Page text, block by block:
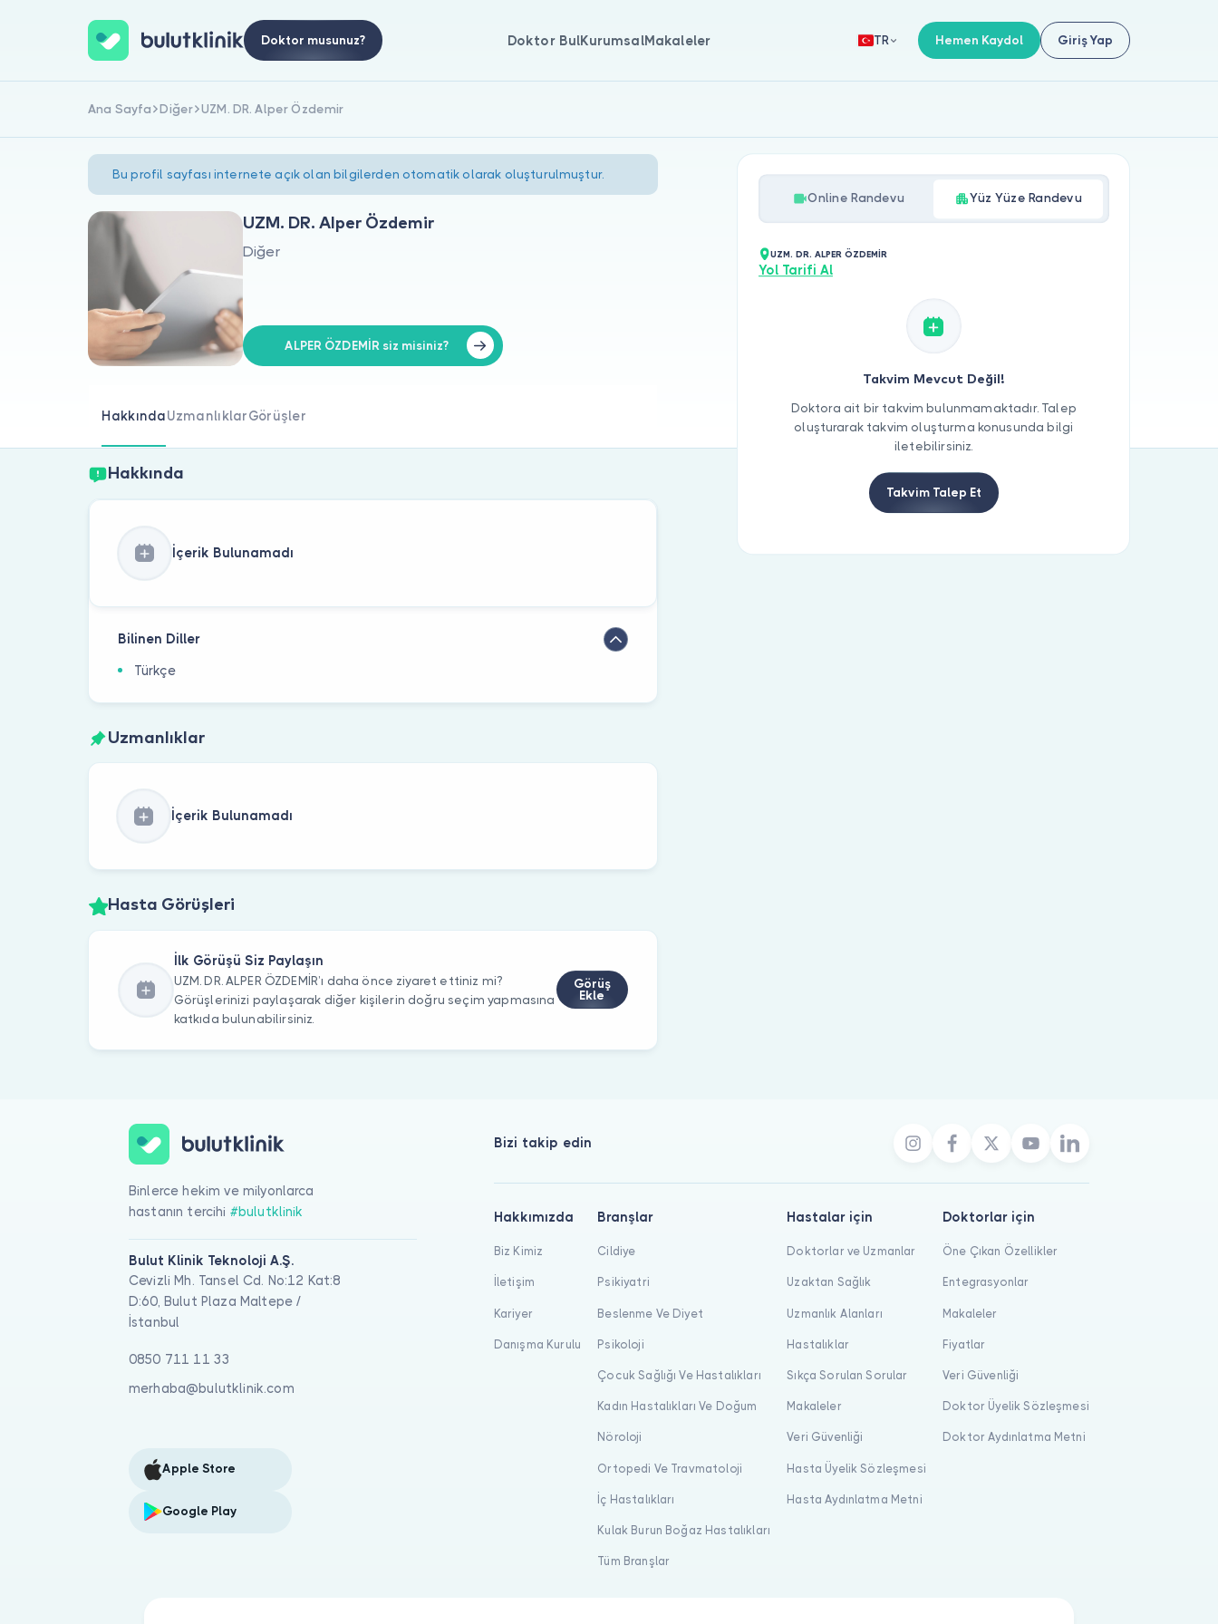
Doktor musunuz? Doktor BulKurumsalMakaleler TR Hemen Kaydol Giriş Yap
Ana Sayfa Diğer UZM. DR. Alper Özdemir
Bu profil sayfası internete açık olan bilgilerden otomatik olarak oluşturulmuştur.
UZM. DR. Alper Özdemir
Diğer
ALPER ÖZDEMİR siz misiniz?
HakkındaUzmanlıklarGörüşler
Hakkında
İçerik Bulunamadı
Bilinen Diller
Türkçe
Uzmanlıklar
İçerik Bulunamadı
Hasta Görüşleri
İlk Görüşü Siz Paylaşın
UZM. DR. ALPER ÖZDEMİR’ı daha önce ziyaret ettiniz mi?
Görüşlerinizi paylaşarak diğer kişilerin doğru seçim yapmasına
katkıda bulunabilirsiniz.
Görüş
Ekle
Online Randevu Yüz Yüze Randevu
UZM. DR. ALPER ÖZDEMİR
Yol Tarifi Al
Takvim Mevcut Değil!
Doktora ait bir takvim bulunmamaktadır. Talep
oluşturarak takvim oluşturma konusunda bilgi
iletebilirsiniz.
Takvim Talep Et
Binlerce hekim ve milyonlarca
hastanın tercihi #bulutklinik
Bulut Klinik Teknoloji A.Ş.
Cevizli Mh. Tansel Cd. No:12 Kat:8
D:60, Bulut Plaza Maltepe /
İstanbul
0850 711 11 33
merhaba@bulutklinik.com
Apple Store
Google Play
Bizi takip edin
Hakkımızda
Biz Kimiz
İletişim
Kariyer
Danışma Kurulu
Branşlar
Cildiye
Psikiyatri
Beslenme Ve Diyet
Psikoloji
Çocuk Sağlığı Ve Hastalıkları
Kadın Hastalıkları Ve Doğum
Nöroloji
Ortopedi Ve Travmatoloji
İç Hastalıkları
Kulak Burun Boğaz Hastalıkları
Tüm Branşlar
Hastalar için
Doktorlar ve Uzmanlar
Uzaktan Sağlık
Uzmanlık Alanları
Hastalıklar
Sıkça Sorulan Sorular
Makaleler
Veri Güvenliği
Hasta Üyelik Sözleşmesi
Hasta Aydınlatma Metni
Doktorlar için
Öne Çıkan Özellikler
Entegrasyonlar
Makaleler
Fiyatlar
Veri Güvenliği
Doktor Üyelik Sözleşmesi
Doktor Aydınlatma Metni